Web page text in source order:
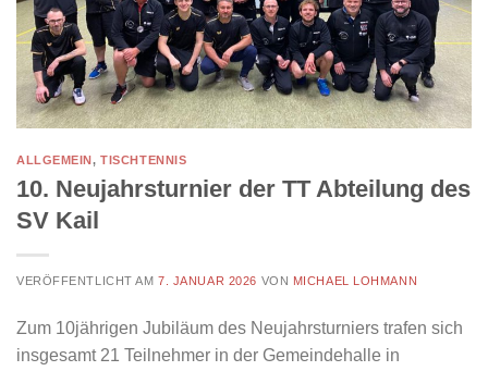
ALLGEMEIN,TISCHTENNIS
10. Neujahrsturnier der TT Abteilung des
SV Kail
VERÖFFENTLICHT AM7. JANUAR 2026 VON MICHAEL LOHMANN
Zum 10jährigen Jubiläum des Neujahrsturniers trafen sich
insgesamt 21 Teilnehmer in der Gemeindehalle in